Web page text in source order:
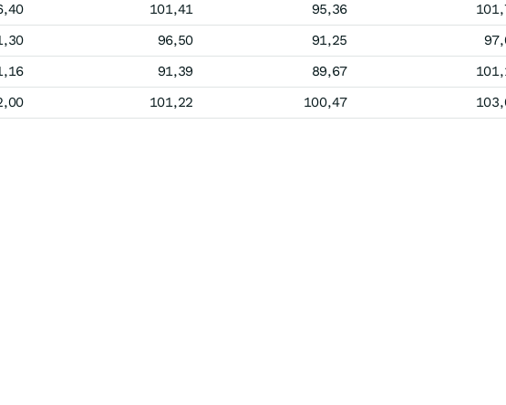
101,41 95,36
96,50 91,25
91,39 89,67
101,22 100,47